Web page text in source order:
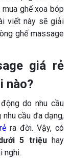
ghế xoa bóp
viết này sẽ giải
ghế massage
giá rẻ
nào?
do nhu cầu
cầu đa dạng,
ra đời. Vậy, có
5 triệu hay
nghi.